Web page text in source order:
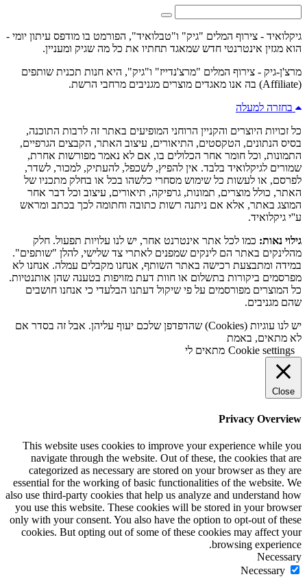
גיקלואיד - צירוף המלים "גיק" ו"טבלואיד", הפורמט בו מודפס עיתון יומי -
הוא מגזין אינטרנטי חדש שמאגד תחתיו את כל מה שגיק ומעניין.
מרצ'ן-גיק - צירוף המלים "מרצ'נדייז" ו"גיק", היא חנות תכנית שותפים
(Affiliate) בה אנו מאגדים מוצרים מגניבים מרחבי הרשת.
בחזרה למעלה
כל זכויות היוצרים והקניין הרוחני המופיעים באתר זה לרבות התוכנה,
בסיס הנתונים, הטקסטים, התיאורים, עיצוב האתר, הקבצים הגרפיים,
התמונות, וכל חומר אחר הכלולים בו, אם לא נאמר מפורשות אחרת,
שמורים לגיקלואיד בלבד. אין להפיץ, לשכפל, להעתיק, למכור, לשדר,
לפרסם, או לעשות כל שימוש מסחרי כלשהו בכל או בחלק מתכניו של
האתר, כולל מוצרים, תמונות, גרפיקה, תיאורים, עיצוב וכל דבר אחר
המוצג באתר, אלא אם ניתנה רשות כתובה וחתומה לכך בכתב ומראש
ע''י גיקלואיד.
גילוי נאות: כמו לכל אתר אינטרנט אחר, יש לנו עלויות תפעול. חלק
מהלינקים באתר הם לינקים שמפנים לאתרי צד שלישי, להלן "שותפים".
במידה ומתבצעת רכישה באתר השותף, אנחנו מקבלים עמלה. אנחנו לא
מפרסמים ביקורות בתשלום או חוות דעת מזויפות בטענה שהן אותנטיות.
כל המוצרים מפורסמים על פי שיקול דעתנו הבלעדי כי אנחנו חושבים
שהם מגניבים.
יש לנו עוגיות (Cookies) שהדפדפן שלכם יעוף עליהן. אבל זה בסדר אם
לא מתאים, באמת
Cookie settings מתאים לי
Close
Privacy Overview
This website uses cookies to improve your experience while you
navigate through the website. Out of these, the cookies that are
categorized as necessary are stored on your browser as they are
essential for the working of basic functionalities of the website. We
also use third-party cookies that help us analyze and understand how
you use this website. These cookies will be stored in your browser
only with your consent. You also have the option to opt-out of these
cookies. But opting out of some of these cookies may affect your
browsing experience.
Necessary
Necessary